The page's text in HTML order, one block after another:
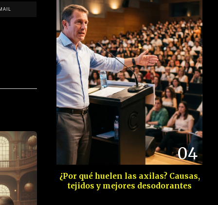
04
¿Por qué huelen las axilas? Causas,
tejidos y mejores desodorantes